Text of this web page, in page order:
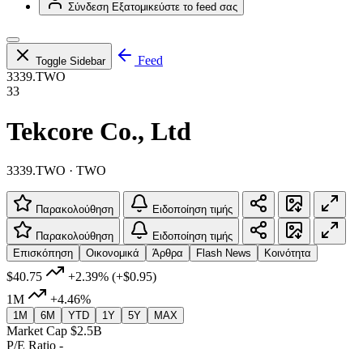
Σύνδεση Εξατομικεύστε το feed σας
Toggle Sidebar
Feed
3339.TWO
33
Tekcore Co., Ltd
3339.TWO · TWO
Παρακολούθηση Ειδοποίηση τιμής
Παρακολούθηση
Ειδοποίηση τιμής
Επισκόπηση
Οικονομικά Άρθρα Flash News Κοινότητα
$40.75 +2.39% (+$0.95)
1M
+4.46%
1M 6M YTD 1Y 5Y MAX
Market Cap $2.5B
P/E Ratio -